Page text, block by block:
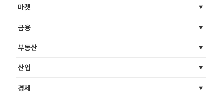
마켓
금융
부동산
산업
경제